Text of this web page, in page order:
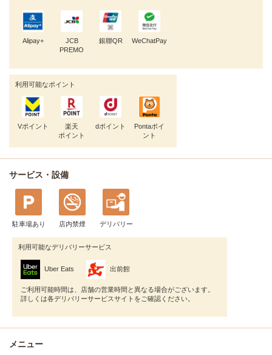
Alipay+
JCB
PREMO
銀聯QR WeChatPay
利用可能なポイント
Vポイント
楽天
ポイント
dポイント
Pontaポイ
ント
サービス・設備
駐車場あり 店内禁煙 デリバリー
利用可能なデリバリーサービス
Uber Eats 出前館
ご利用可能時間は、店舗の営業時間と異なる場合がございます。
詳しくは各デリバリーサービスサイトをご確認ください。
メニュー